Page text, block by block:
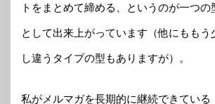
トをまとめて締める、というのが一つの
として出来上がっています（他にももう
し違うタイプの型もありますが）。
私がメルマガを長期的に継続できている